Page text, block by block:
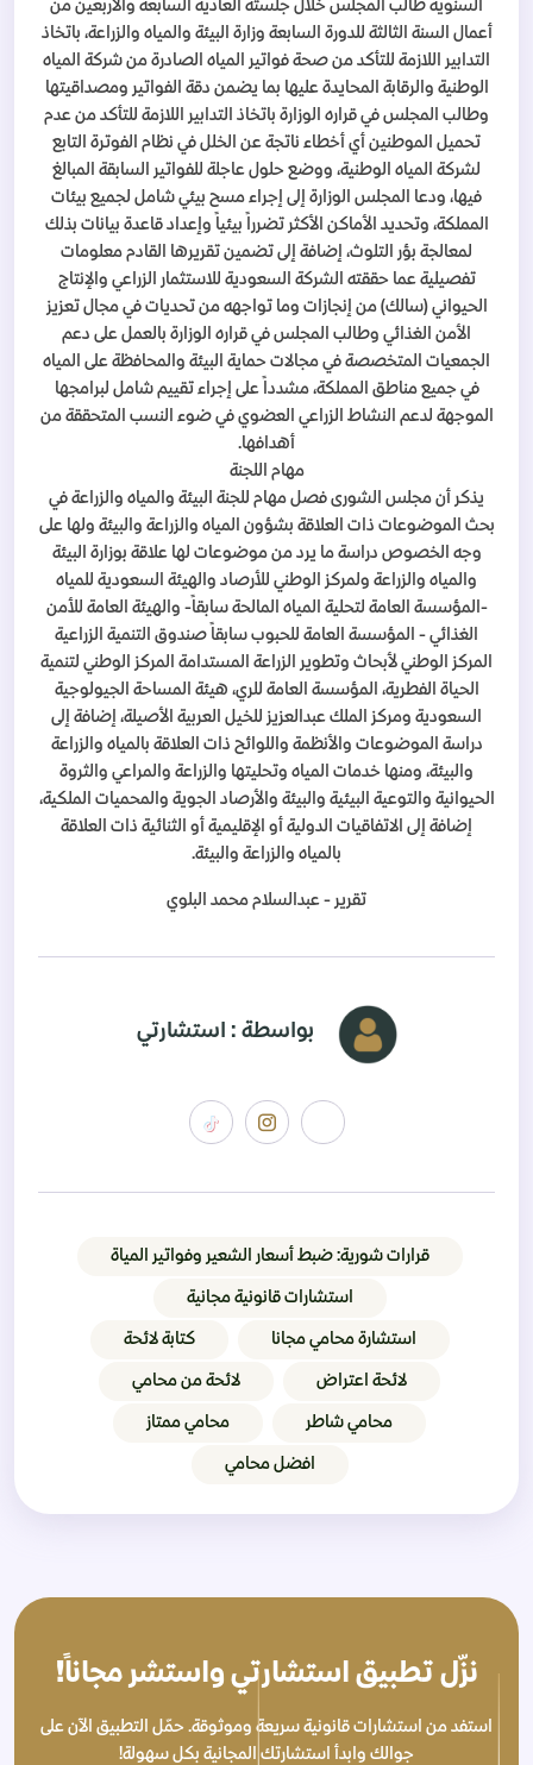
السنوية طالب المجلس خلال جلسته العادية السابعة والأربعين من
أعمال السنة الثالثة للدورة السابعة وزارة البيئة والمياه والزراعة، باتخاذ
التدابير اللازمة للتأكد من صحة فواتير المياه الصادرة من شركة المياه
الوطنية والرقابة المحايدة عليها بما يضمن دقة الفواتير ومصداقيتها
وطالب المجلس في قراره الوزارة باتخاذ التدابير اللازمة للتأكد من عدم
تحميل الموطنين أي أخطاء ناتجة عن الخلل في نظام الفوترة التابع
لشركة المياه الوطنية، ووضع حلول عاجلة للفواتير السابقة المبالغ
فيها، ودعا المجلس الوزارة إلى إجراء مسح بيئي شامل لجميع بيئات
المملكة، وتحديد الأماكن الأكثر تضرراً بيئياً وإعداد قاعدة بيانات بذلك
لمعالجة بؤر التلوث، إضافة إلى تضمين تقريرها القادم معلومات
تفصيلية عما حققته الشركة السعودية للاستثمار الزراعي والإنتاج
الحيواني (سالك) من إنجازات وما تواجهه من تحديات في مجال تعزيز
الأمن الغذائي وطالب المجلس في قراره الوزارة بالعمل على دعم
الجمعيات المتخصصة في مجالات حماية البيئة والمحافظة على المياه
في جميع مناطق المملكة، مشدداً على إجراء تقييم شامل لبرامجها
الموجهة لدعم النشاط الزراعي العضوي في ضوء النسب المتحققة من
أهدافها.
مهام اللجنة
يذكر أن مجلس الشورى فصل مهام للجنة البيئة والمياه والزراعة في
بحث الموضوعات ذات العلاقة بشؤون المياه والزراعة والبيئة ولها على
وجه الخصوص دراسة ما يرد من موضوعات لها علاقة بوزارة البيئة
والمياه والزراعة ولمركز الوطني للأرصاد والهيئة السعودية للمياه
-المؤسسة العامة لتحلية المياه المالحة سابقاً- والهيئة العامة للأمن
الغذائي - المؤسسة العامة للحبوب سابقاً صندوق التنمية الزراعية
المركز الوطني لأبحاث وتطوير الزراعة المستدامة المركز الوطني لتنمية
الحياة الفطرية، المؤسسة العامة للري، هيئة المساحة الجيولوجية
السعودية ومركز الملك عبدالعزيز للخيل العربية الأصيلة، إضافة إلى
دراسة الموضوعات والأنظمة واللوائح ذات العلاقة بالمياه والزراعة
والبيئة، ومنها خدمات المياه وتحليتها والزراعة والمراعي والثروة
الحيوانية والتوعية البيئية والبيئة والأرصاد الجوية والمحميات الملكية،
إضافة إلى الاتفاقيات الدولية أو الإقليمية أو الثنائية ذات العلاقة
بالمياه والزراعة والبيئة.
تقرير - عبدالسلام محمد البلوي
بواسطة : استشارتي
قرارات شورية: ضبط أسعار الشعير وفواتير المياة
استشارات قانونية مجانية
استشارة محامي مجانا كتابة لائحة
لائحة اعتراض لائحة من محامي
محامي شاطر محامي ممتاز
افضل محامي
نزّل تطبيق استشارتي واستشر مجاناً!
استفد من استشارات قانونية سريعة وموثوقة. حمّل التطبيق الآن على
جوالك وابدأ استشارتك المجانية بكل سهولة!